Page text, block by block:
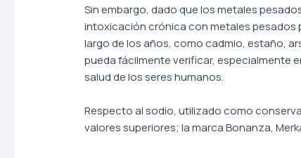
Sin embargo, dado que los metales
intoxicación crónica con metales pesados
largo de los años, como cadmio, estaño,
pueda fácilmente verificar, especialmente
salud de los seres humanos.
Respecto al sodio, utilizado como
valores superiores; la marca Bonanza,